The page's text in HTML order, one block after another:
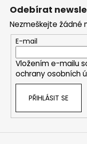
Odebírat
Nezmeškejte žádné
E-mail
Vložením e-mailu
ochrany osobních
PŘIHLÁSIT SE